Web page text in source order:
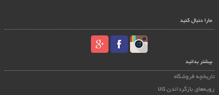
مارا دنبال کنید
بیشتر بدانید
تاریخچه فروشگاه
رویه‌های بازگرداندن کالا